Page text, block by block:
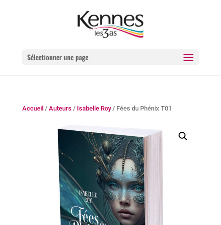
Sélectionner une page
Accueil / Auteurs / Isabelle Roy/ Fées du Phénix T01